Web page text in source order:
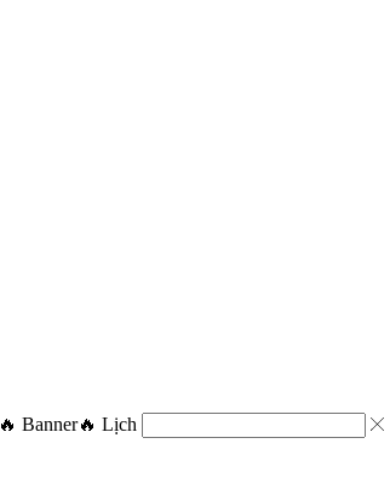
🔥 Banner🔥 Lịch